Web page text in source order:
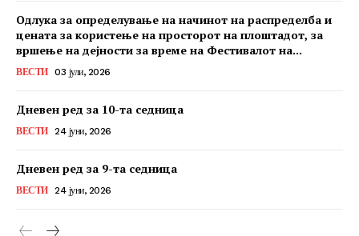
Одлука за определување на начинот на распределба и
цената за користење на просторот на плоштадот, за
вршење на дејности за време на Фестивалот на...
ВЕСТИ 03 јули, 2026
Дневен ред за 10-та седница
ВЕСТИ 24 јуни, 2026
Дневен ред за 9-та седница
ВЕСТИ 24 јуни, 2026